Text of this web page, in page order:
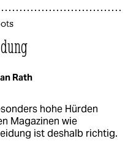
Rath
hohe Hürden
Magazinen wie
ist deshalb richtig.